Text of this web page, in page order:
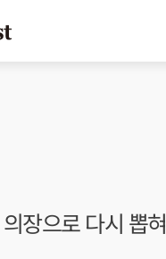
장으로 다시 뽑혀